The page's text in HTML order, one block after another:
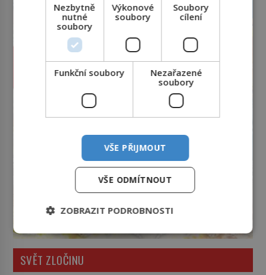
SVĚT ZLOČINU
Nezbytně
nutné
soubory
Výkonové
soubory
Soubory
cílení
Funkční soubory
Nezařazené
soubory
VŠE PŘIJMOUT
VŠE ODMÍTNOUT
ZOBRAZIT PODROBNOSTI